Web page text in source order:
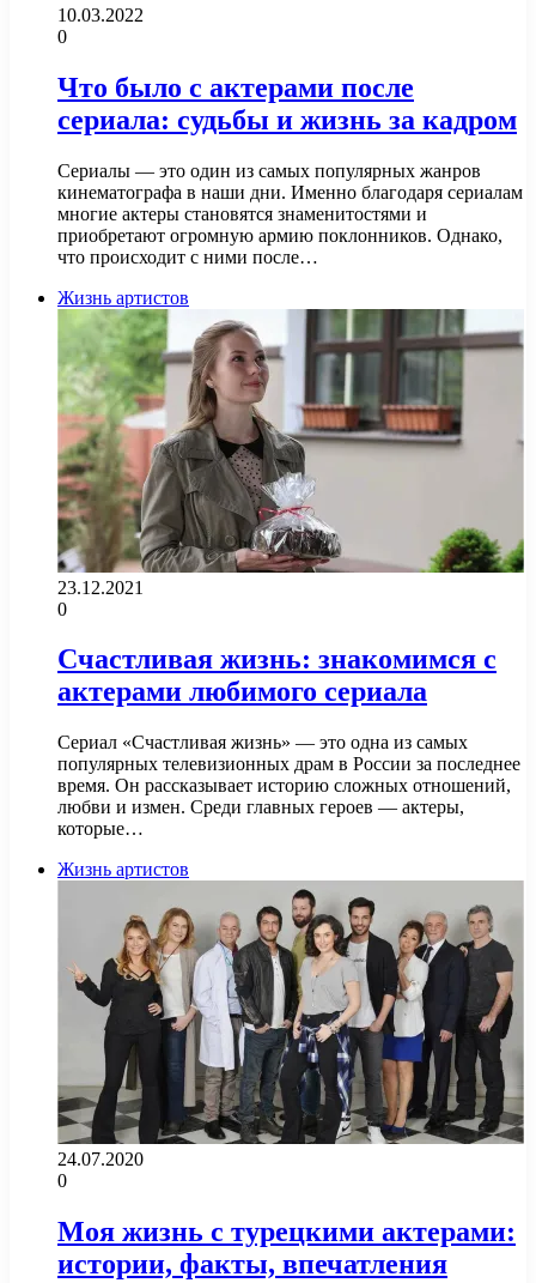
10.03.2022
0
Что было с актерами после
сериала: судьбы и жизнь за кадром
Сериалы — это один из самых популярных жанров
кинематографа в наши дни. Именно благодаря сериалам
многие актеры становятся знаменитостями и
приобретают огромную армию поклонников. Однако,
что происходит с ними после…
Жизнь артистов
23.12.2021
0
Счастливая жизнь: знакомимся с
актерами любимого сериала
Сериал «Счастливая жизнь» — это одна из самых
популярных телевизионных драм в России за последнее
время. Он рассказывает историю сложных отношений,
любви и измен. Среди главных героев — актеры,
которые…
Жизнь артистов
24.07.2020
0
Моя жизнь с турецкими актерами:
истории, факты, впечатления